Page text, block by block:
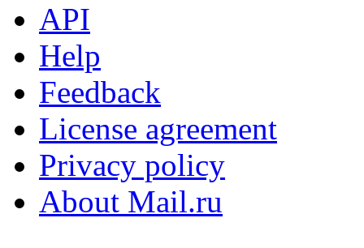
API
Help
Feedback
License agreement
Privacy policy
About Mail.ru